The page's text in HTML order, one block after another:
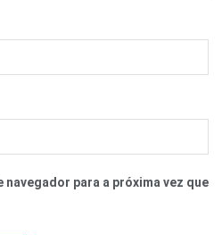
navegador para a próxima vez que